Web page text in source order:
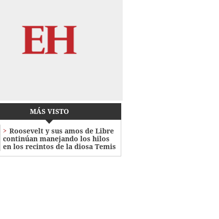
MÁS VISTO
Roosevelt y sus amos de Libre
continúan manejando los hilos
en los recintos de la diosa Temis